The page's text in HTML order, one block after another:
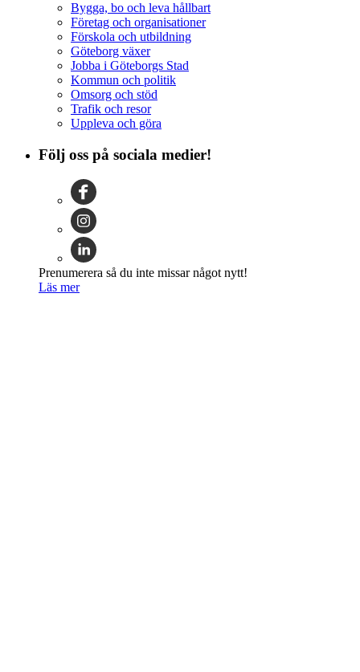
Bygga, bo och leva hållbart
Företag och organisationer
Förskola och utbildning
Göteborg växer
Jobba i Göteborgs Stad
Kommun och politik
Omsorg och stöd
Trafik och resor
Uppleva och göra
Följ oss på sociala medier!
Prenumerera så du inte missar något nytt!
Läs mer